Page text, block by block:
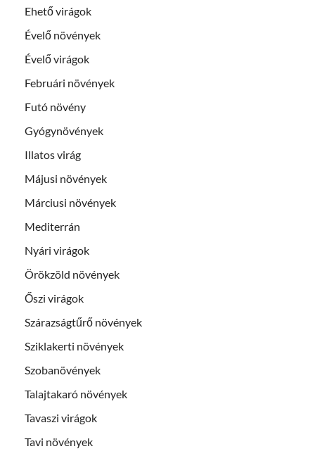
Ehető virágok
Évelő növények
Évelő virágok
Februári növények
Futó növény
Gyógynövények
Illatos virág
Májusi növények
Márciusi növények
Mediterrán
Nyári virágok
Örökzöld növények
Őszi virágok
Szárazságtűrő növények
Sziklakerti növények
Szobanövények
Talajtakaró növények
Tavaszi virágok
Tavi növények